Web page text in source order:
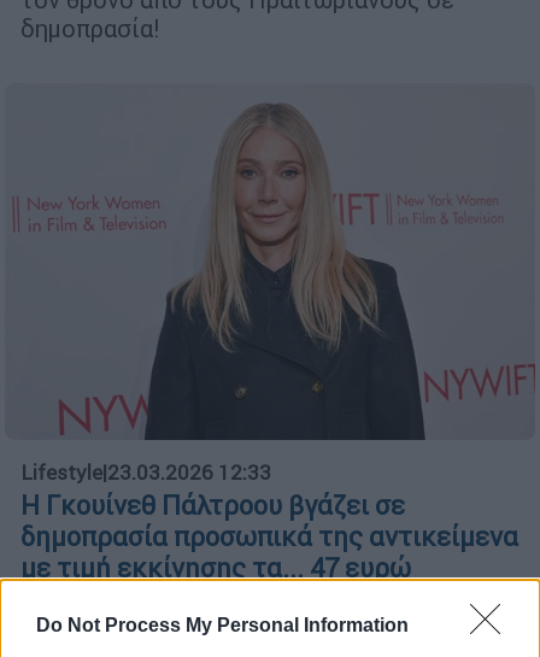
Do Not Process My Personal Information
δημοπρασία!
Lifestyle|23.03.2026 12:33
Η Γκουίνεθ Πάλτροου βγάζει σε
δημοπρασία προσωπικά της αντικείμενα
με τιμή εκκίνησης τα... 47 ευρώ
Versace, Dior και αντικείμενα από τη δική
της συλλογή σε πολύ χαμηλές τιμές